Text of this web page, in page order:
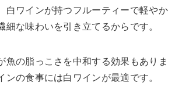
白ワインが持つフルーティーで軽やか
細な味わいを引き立てるからです。
魚の脂っこさを中和する効果もありま
ンの食事には白ワインが最適です。